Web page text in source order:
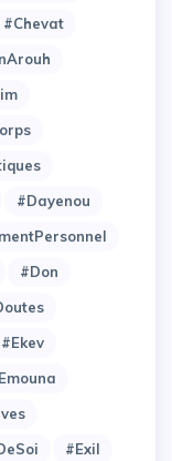
#Chevat
#Dayenou
#Don
#Ekev
#Exil